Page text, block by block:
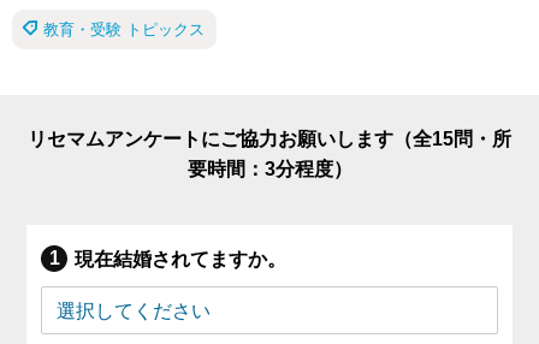
教育・受験 トピックス
リセマムアンケートにご協力お願いします（全15問・所
要時間：3分程度）
現在結婚されてますか。